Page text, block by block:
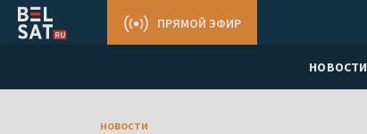
НОВОСТИ
ПРЯМОЙ ЭФИР
новости